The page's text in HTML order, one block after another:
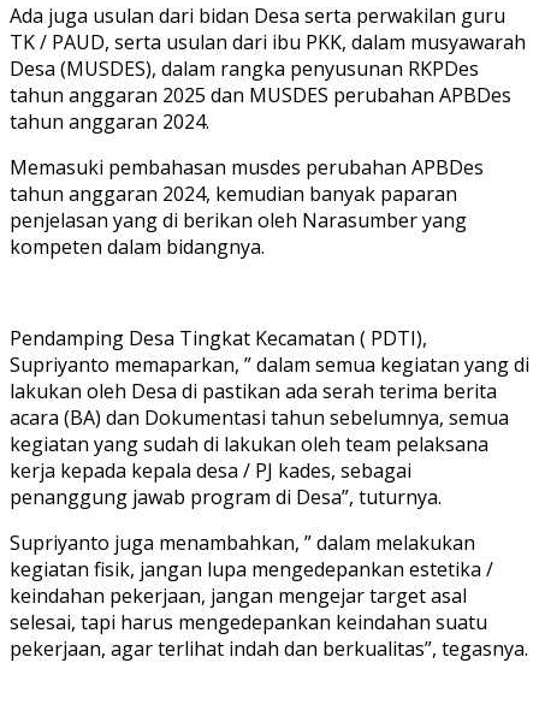
Ada juga usulan dari bidan Desa serta perwakilan guru
TK / PAUD, serta usulan dari ibu PKK, dalam musyawarah
Desa (MUSDES), dalam rangka penyusunan RKPDes
tahun anggaran 2025 dan MUSDES perubahan APBDes
tahun anggaran 2024.
Memasuki pembahasan musdes perubahan APBDes
tahun anggaran 2024, kemudian banyak paparan
penjelasan yang di berikan oleh Narasumber yang
kompeten dalam bidangnya.
Pendamping Desa Tingkat Kecamatan ( PDTI),
Supriyanto memaparkan, ” dalam semua kegiatan yang di
lakukan oleh Desa di pastikan ada serah terima berita
acara (BA) dan Dokumentasi tahun sebelumnya, semua
kegiatan yang sudah di lakukan oleh team pelaksana
kerja kepada kepala desa / PJ kades, sebagai
penanggung jawab program di Desa”, tuturnya.
Supriyanto juga menambahkan, ” dalam melakukan
kegiatan fisik, jangan lupa mengedepankan estetika /
keindahan pekerjaan, jangan mengejar target asal
selesai, tapi harus mengedepankan keindahan suatu
pekerjaan, agar terlihat indah dan berkualitas”, tegasnya.